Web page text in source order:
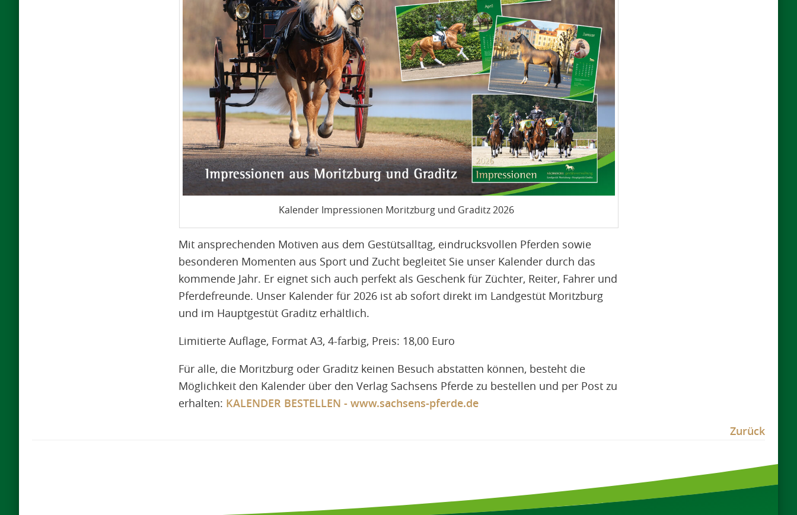
Kalender Impressionen Moritzburg und Graditz 2026
Mit ansprechenden Motiven aus dem Gestütsalltag, eindrucksvollen Pferden sowie
besonderen Momenten aus Sport und Zucht begleitet Sie unser Kalender durch das
kommende Jahr. Er eignet sich auch perfekt als Geschenk für Züchter, Reiter, Fahrer und
Pferdefreunde. Unser Kalender für 2026 ist ab sofort direkt im Landgestüt Moritzburg
und im Hauptgestüt Graditz erhältlich.
Limitierte Auflage, Format A3, 4-farbig, Preis: 18,00 Euro
Für alle, die Moritzburg oder Graditz keinen Besuch abstatten können, besteht die
Möglichkeit den Kalender über den Verlag Sachsens Pferde zu bestellen und per Post zu
erhalten: KALENDER BESTELLEN - www.sachsens-pferde.de
Zurück